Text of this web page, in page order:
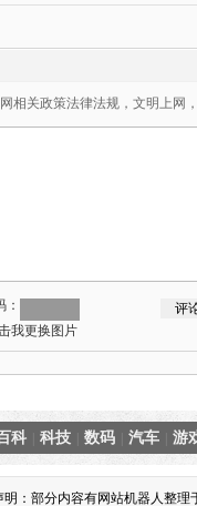
相关政策法律法规，文明上网
：
科 科技 数码 汽车 游
：部分内容有网站机器人整